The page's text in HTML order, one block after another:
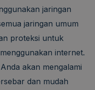
jaringan
jaringan umum
proteksi untuk
internet.
akan mengalami
dan mudah